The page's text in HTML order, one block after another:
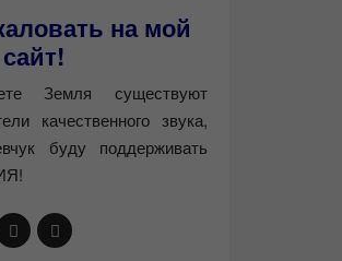
на мой
сайт!
Земля существуют
качественного звука,
буду поддерживать